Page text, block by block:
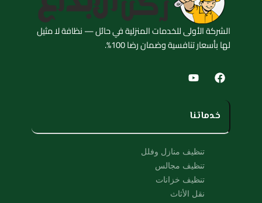
الشركة الأولى للخدمات المنزلية في حائل — نظافة لا مثيل
لها بأسعار تنافسية وضمان رضا 100%.
F
a
b
o
Y
o
u
e
خدماتنا
تنظيف منازل وفلل
تنظيف مجالس
تنظيف خزانات
نقل الأثاث